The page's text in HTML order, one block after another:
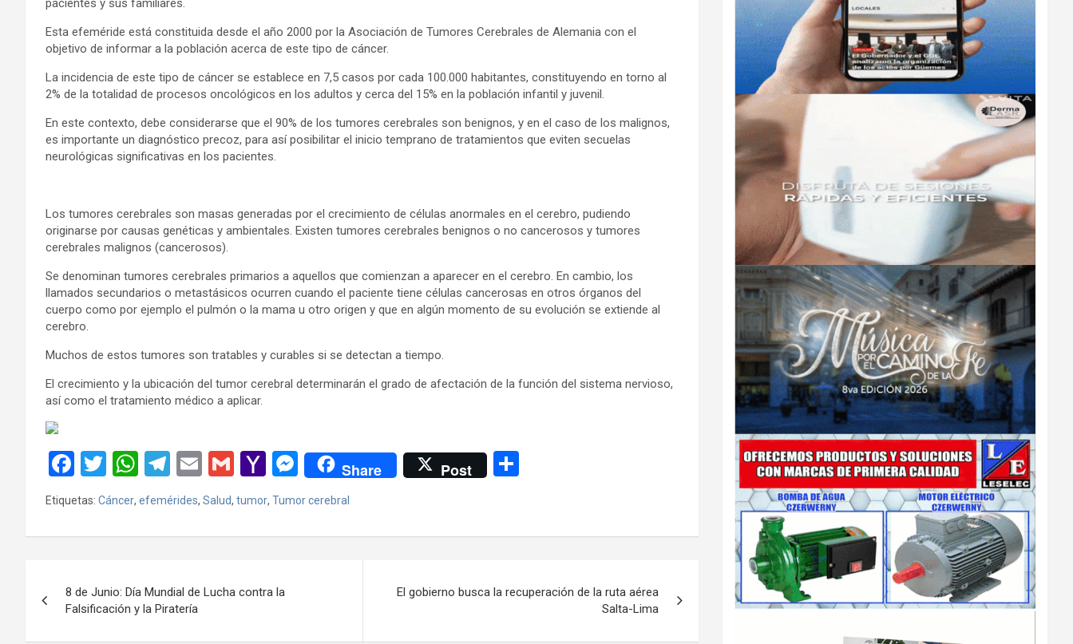
Esta efeméride está constituida desde el año 2000 por la Asociación de Tumores Cerebrales de Alemania con el
objetivo de informar a la población acerca de este tipo de cáncer.
La incidencia de este tipo de cáncer se establece en 7,5 casos por cada 100.000 habitantes, constituyendo en torno al
2% de la totalidad de procesos oncológicos en los adultos y cerca del 15% en la población infantil y juvenil.
En este contexto, debe considerarse que el 90% de los tumores cerebrales son benignos, y en el caso de los malignos,
es importante un diagnóstico precoz, para así posibilitar el inicio temprano de tratamientos que eviten secuelas
neurológicas significativas en los pacientes.
Los tumores cerebrales son masas generadas por el crecimiento de células anormales en el cerebro, pudiendo
originarse por causas genéticas y ambientales. Existen tumores cerebrales benignos o no cancerosos y tumores
cerebrales malignos (cancerosos).
Se denominan tumores cerebrales primarios a aquellos que comienzan a aparecer en el cerebro. En cambio, los
llamados secundarios o metastásicos ocurren cuando el paciente tiene células cancerosas en otros órganos del
cuerpo como por ejemplo el pulmón o la mama u otro origen y que en algún momento de su evolución se extiende al
cerebro.
Muchos de estos tumores son tratables y curables si se detectan a tiempo.
El crecimiento y la ubicación del tumor cerebral determinarán el grado de afectación de la función del sistema nervioso,
así como el tratamiento médico a aplicar.
F
a
ce
b
o
k
T
wi
tt
er
W
h
at
s
p
p
T
el
e
gr
m
E
m
ail
G
m
ail
Y
a
h
o
M
M
se
n
Share Post
p
tir
Etiquetas: Cáncer, efemérides, Salud, tumor, Tumor cerebral
de
8 de Junio: Día Mundial de Lucha contra la
Falsificación y la Piratería
El gobierno busca la recuperación de la ruta aérea
Salta-Lima